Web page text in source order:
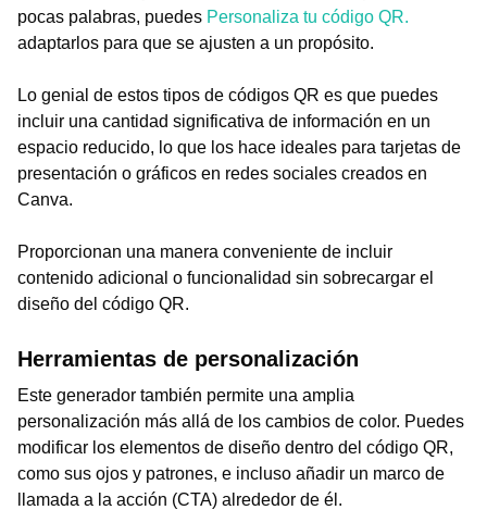
pocas palabras, puedes Personaliza tu código QR.
adaptarlos para que se ajusten a un propósito.
Lo genial de estos tipos de códigos QR es que puedes
incluir una cantidad significativa de información en un
espacio reducido, lo que los hace ideales para tarjetas de
presentación o gráficos en redes sociales creados en
Canva.
Proporcionan una manera conveniente de incluir
contenido adicional o funcionalidad sin sobrecargar el
diseño del código QR.
Herramientas de personalización
Este generador también permite una amplia
personalización más allá de los cambios de color. Puedes
modificar los elementos de diseño dentro del código QR,
como sus ojos y patrones, e incluso añadir un marco de
llamada a la acción (CTA) alrededor de él.